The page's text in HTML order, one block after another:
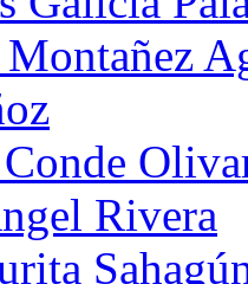
Montañez
Rivera